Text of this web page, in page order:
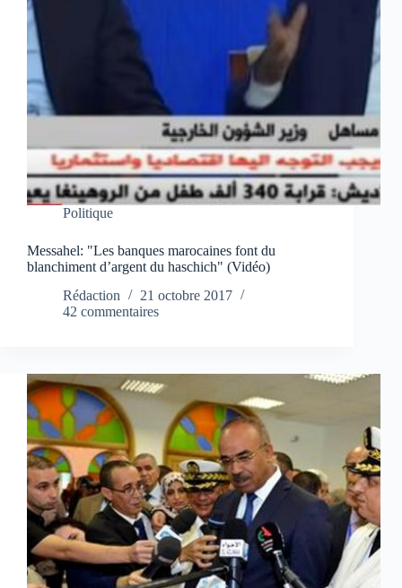
Politique
Messahel: "Les banques marocaines font du
blanchiment d’argent du haschich" (Vidéo)
Rédaction
21 octobre 2017
42 commentaires